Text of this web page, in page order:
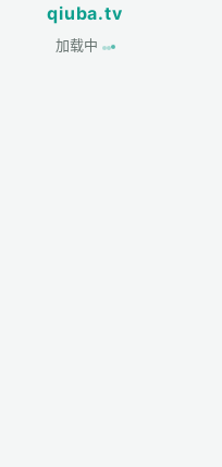
qiuba.tv
加载中